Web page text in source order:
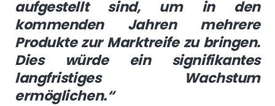
aufgestellt sind, um in den
kommenden Jahren mehrere
Produkte zur Marktreife zu bringen.
Dies würde ein signifikantes
langfristiges Wachstum
ermöglichen.“